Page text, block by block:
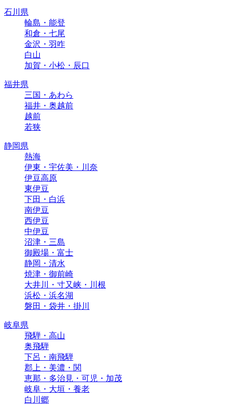
石川県
輪島・能登
和倉・七尾
金沢・羽咋
白山
加賀・小松・辰口
福井県
三国・あわら
福井・奥越前
越前
若狭
静岡県
熱海
伊東・宇佐美・川奈
伊豆高原
東伊豆
下田・白浜
南伊豆
西伊豆
中伊豆
沼津・三島
御殿場・富士
静岡・清水
焼津・御前崎
大井川・寸又峡・川根
浜松・浜名湖
磐田・袋井・掛川
岐阜県
飛騨・高山
奥飛騨
下呂・南飛騨
郡上・美濃・関
恵那・多治見・可児・加茂
岐阜・大垣・養老
白川郷